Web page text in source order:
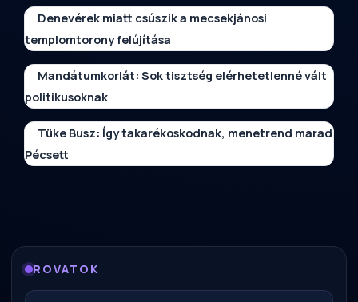
Denevérek miatt csúszik a mecsekjánosi
templomtorony felújítása
Mandátumkorlát: Sok tisztség elérhetetlenné vált
politikusoknak
Tüke Busz: Így takarékoskodnak, menetrend marad
Pécsett
ROVATOK